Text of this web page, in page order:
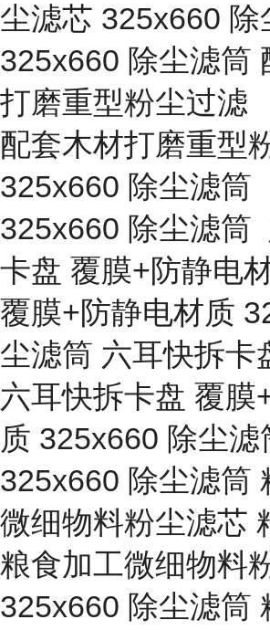
尘滤芯 325x660 除
325x660 除尘滤筒
打磨重型粉尘过滤
配套木材打磨重型
325x660 除尘滤筒
325x660 除尘滤筒
卡盘 覆膜+防静电
覆膜+防静电材质
尘滤筒 六耳快拆卡
六耳快拆卡盘 覆膜
质 325x660 除尘滤
325x660 除尘滤筒
微细物料粉尘滤芯
粮食加工微细物料
325x660 除尘滤筒